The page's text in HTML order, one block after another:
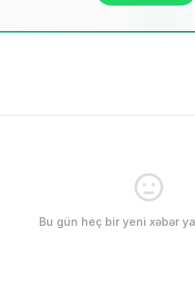
Bu gün heç bir yeni xəbər